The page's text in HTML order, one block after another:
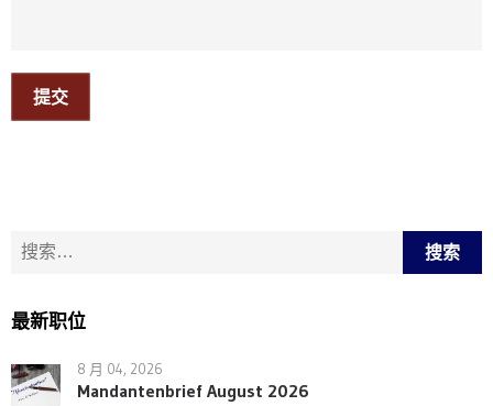
提交
搜索：
最新职位
8 月 04, 2026
Mandantenbrief August 2026